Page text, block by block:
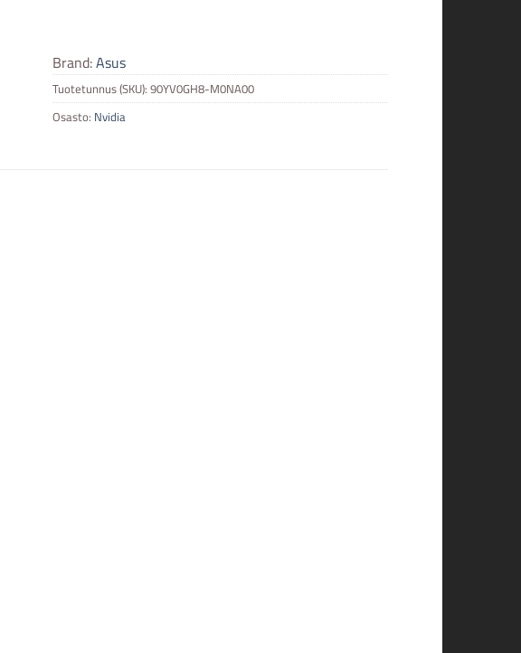
Brand:Asus
Tuotetunnus (SKU):90YV0GH8-M0NA00
Osasto: Nvidia